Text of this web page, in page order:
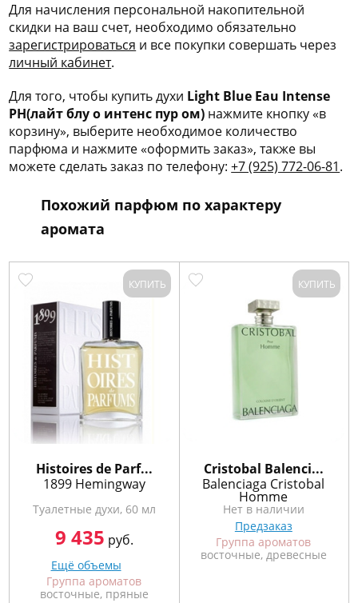
Для начисления персональной накопительной
скидки на ваш счет, необходимо обязательно
зарегистрироваться и все покупки совершать через
личный кабинет.
Для того, чтобы купить духи Light Blue Eau Intense
PH(лайт блу о интенс пур ом) нажмите кнопку «в
корзину», выберите необходимое количество
парфюма и нажмите «оформить заказ», также вы
можете сделать заказ по телефону:+7 (925) 772-06-81.
Похожий парфюм по характеру
аромата
КУПИТЬ
Histoires de Parf...
1899 Hemingway
Туалетные духи, 60 мл
9 435 руб.
Ещё объемы
Группа ароматов
восточные, пряные
КУПИТЬ
Cristobal Balenci...
Balenciaga Cristobal
Homme
Нет в наличии
Предзаказ
Группа ароматов
восточные, древесные